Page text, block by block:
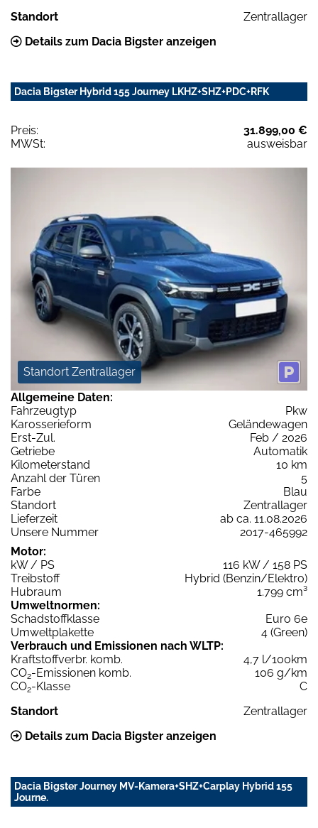
Standort
Zentrallager
Details zum Dacia Bigster anzeigen
Dacia Bigster Hybrid 155 Journey LKHZ+SHZ+PDC+RFK
Preis:
31.899,00 €
MWSt:
ausweisbar
Standort Zentrallager
Allgemeine Daten:
Fahrzeugtyp
Pkw
Karosserieform
Geländewagen
Erst-Zul.
Feb / 2026
Getriebe
Automatik
Kilometerstand
10 km
Anzahl der Türen
5
Farbe
Blau
Standort
Zentrallager
Lieferzeit
ab ca. 11.08.2026
Unsere Nummer
2017-465992
Motor:
kW / PS
116 kW / 158 PS
Treibstoff
Hybrid (Benzin/Elektro)
Hubraum
1.799 cm³
Umweltnormen:
Schadstoffklasse
Euro 6e
Umweltplakette
4 (Green)
Verbrauch und Emissionen nach WLTP:
Kraftstoffverbr. komb.
4,7 l/100km
CO2-Emissionen komb.
106 g/km
CO2-Klasse
C
Standort
Zentrallager
Details zum Dacia Bigster anzeigen
Dacia Bigster Journey MV-Kamera+SHZ+Carplay Hybrid 155
Journe.